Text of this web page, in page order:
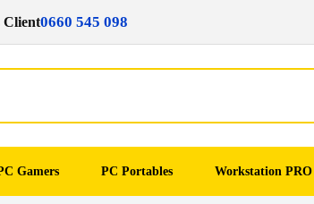
0660 545 098
Gamers PC Portables Workstation PRO